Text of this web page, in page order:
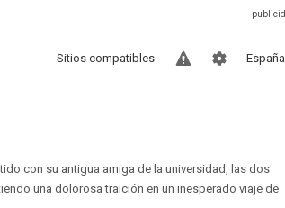
España
Sitios compatibles
con su antigua amiga de la universidad, las dos
una dolorosa traición en un inesperado viaje de